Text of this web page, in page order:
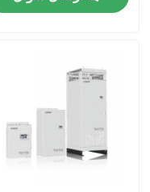
اخبار
درخواست نقل قول